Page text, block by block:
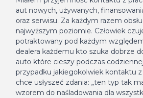
aut nowych, używanych,
oraz serwisu. Za każdym razem
najwyższym poziomie. Człowiek
potraktowany pod każdym
dealera każdemu kto szuka dobrze
auto które cieszy podczas
przypadku jakiegokolwiek kontaktu
chce usłyszeć zdania: „ten typ tak
wzorem do naśladowania dla